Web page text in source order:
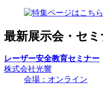
最新展示会・セ
レーザー安全教育セミナー
株式会社光響
会場：オンライン